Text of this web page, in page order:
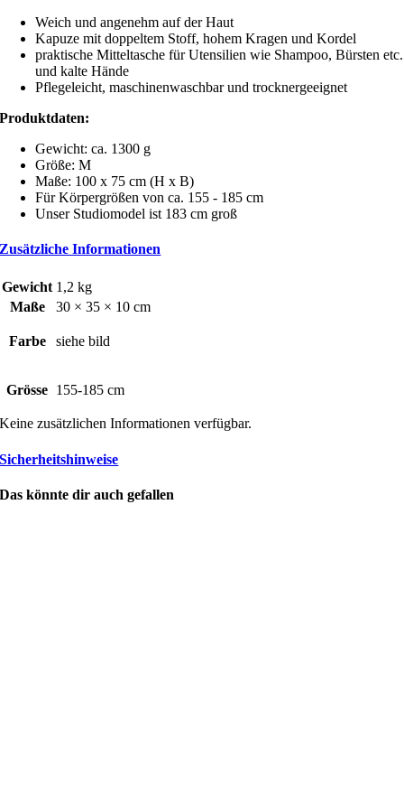
Weich und angenehm auf der Haut
Kapuze mit doppeltem Stoff, hohem Kragen und Kordel
praktische Mitteltasche für Utensilien wie Shampoo, Bürsten etc.
und kalte Hände
Pflegeleicht, maschinenwaschbar und trocknergeeignet
Produktdaten:
Gewicht: ca. 1300 g
Größe: M
Maße: 100 x 75 cm (H x B)
Für Körpergrößen von ca. 155 - 185 cm
Unser Studiomodel ist 183 cm groß
Zusätzliche Informationen
Gewicht 1,2 kg
Maße
30 × 35 × 10 cm
Farbe siehe bild
Grösse 155-185 cm
Keine zusätzlichen Informationen verfügbar.
Sicherheitshinweise
Das könnte dir auch gefallen